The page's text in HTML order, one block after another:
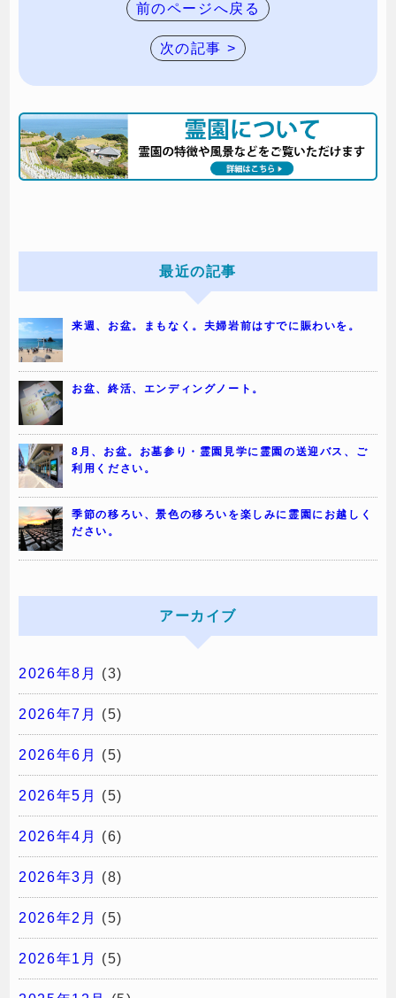
前のページへ戻る
次の記事 >
最近の記事
来週、お盆。まもなく。夫婦岩前はすでに賑わいを。
お盆、終活、エンディングノート。
8月、お盆。お墓参り・霊園見学に霊園の送迎バス、ご
利用ください。
季節の移ろい、景色の移ろいを楽しみに霊園にお越しく
ださい。
アーカイブ
2026年8月 (3)
2026年7月 (5)
2026年6月 (5)
2026年5月 (5)
2026年4月 (6)
2026年3月 (8)
2026年2月 (5)
2026年1月 (5)